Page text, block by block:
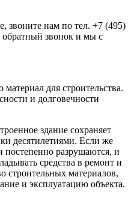
звоните нам по тел. +7 (495)
обратный звонок и мы с
для строительства.
и долговечности
здание сохраняет
десятилетиями. Если же
постепенно разрушаются, и
средства в ремонт и
строительных материалов,
и эксплуатацию объекта.